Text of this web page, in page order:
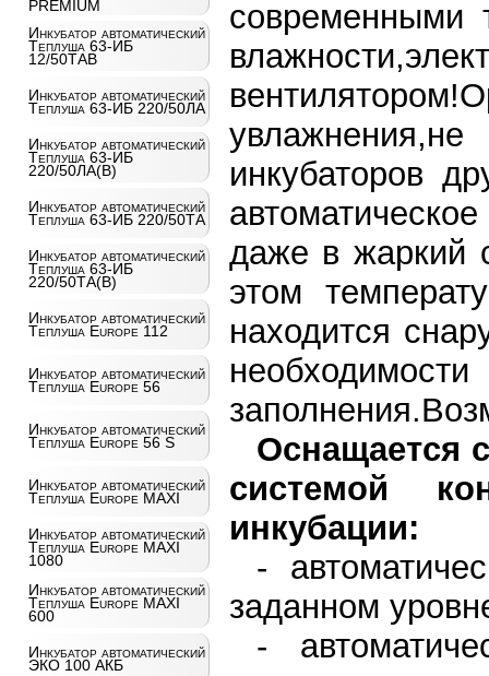
PREMIUM
Инкубатор автоматический
Теплуша 63-ИБ
12/50ТАВ
Инкубатор автоматический
Теплуша 63-ИБ 220/50ЛА
Инкубатор автоматический
Теплуша 63-ИБ
220/50ЛА(В)
Инкубатор автоматический
Теплуша 63-ИБ 220/50ТА
Инкубатор автоматический
Теплуша 63-ИБ
220/50ТА(В)
Инкубатор автоматический
Теплуша Europe 112
Инкубатор автоматический
Теплуша Europe 56
Инкубатор автоматический
Теплуша Europe 56 S
Инкубатор автоматический
Теплуша Europe MAXI
Инкубатор автоматический
Теплуша Europe MAXI
1080
Инкубатор автоматический
Теплуша Europe MAXI
600
Инкубатор автоматический
ЭКО 100 АКБ
современными
инкубаторов
даже в жаркий
этом
находится
Оснащается
системой
инкубации:
-
заданном
-